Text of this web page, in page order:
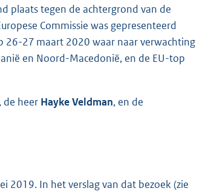
plaats tegen de achtergrond van de
Commissie was gepresenteerd
26-27 maart 2020 waar naar verwachting
en Noord-Macedonië, en de EU-top
de heer Hayke Veldman, en de
2019. In het verslag van dat bezoek (zie